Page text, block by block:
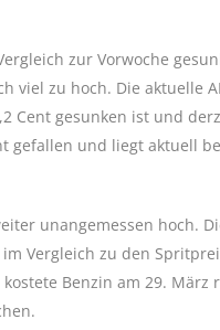
zur Vorwoche
viel zu hoch. Die aktuelle
Cent gesunken ist und
gefallen und liegt aktuell
unangemessen hoch.
Vergleich zu den
Benzin am 29.